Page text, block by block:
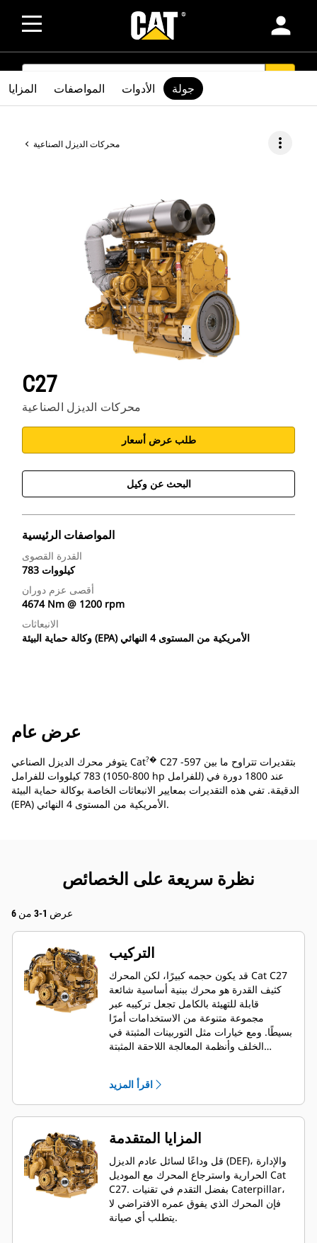
person
SEARCH
محركات الديزل الصناعية more_vert
C27
محركات الديزل الصناعية
طلب عرض أسعار
البحث عن وكيل
المواصفات الرئيسية
القدرة القصوى
783 كيلووات
أقصى عزم دوران
4674 Nm @ 1200 rpm
الانبعاثات
وكالة حماية البيئة (EPA) الأمريكية من المستوى 4 النهائي
المزايا المواصفات الأدوات جولة
عرض عام
يتوفر محرك الديزل الصناعي Cat?� C27 بتقديرات تتراوح ما بين 597-
783 كيلووات للفرامل (800-1050 hp للفرامل) عند 1800 دورة في
الدقيقة. تفي هذه التقديرات بمعايير الانبعاثات الخاصة بوكالة حماية البيئة
(EPA) الأمريكية من المستوى 4 النهائي.
نظرة سريعة على الخصائص
عرض 1-3 من 6
التركيب
قد يكون حجمه كبيرًا، لكن المحرك Cat C27
كثيف القدرة هو محرك ببنية أساسية شائعة
قابلة للتهيئة بالكامل تجعل تركيبه عبر
مجموعة متنوعة من الاستخدامات أمرًا
بسيطًا. ومع خيارات مثل التوربينات المثبتة في
الخلف وأنظمة المعالجة اللاحقة المثبتة
وقت مضى. ولأن المحرك C27 خاليًا من
سائل عادم الديزل (DEF)، فهناك مساحة أكبر
للمناورة تحت غطاء المحرك.
اقرأ المزيد
المزايا المتقدمة
قل وداعًا لسائل عادم الديزل (DEF)، والإدارة
الحرارية واسترجاع المحرك مع الموديل Cat
C27. بفضل التقدم في تقنيات Caterpillar،
فإن المحرك الذي يفوق عمره الافتراضي لا
يتطلب أي صيانة.